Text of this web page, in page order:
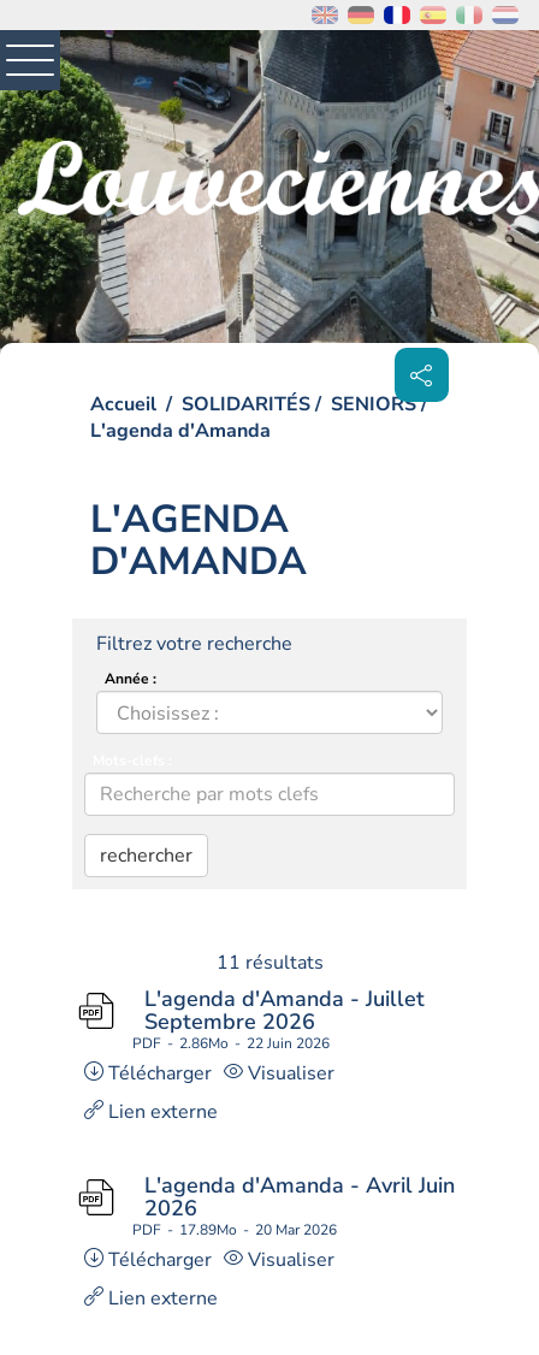
MENU
PRINCIPAL
Visiter la page accueil du site de Louveciennes
Accueil SOLIDARITÉS
SENIORS
L'agenda d'Amanda
Partager
sur les
réseaux
sociaux
L'AGENDA
D'AMANDA
Filtrez votre recherche
Année :
rechercher
11 résultats
L'agenda d'Amanda - Juillet
Septembre 2026
PDF 2.86Mo 22 Juin 2026
Télécharger
Visualiser
Lien externe
L'agenda d'Amanda - Avril Juin
2026
PDF 17.89Mo 20 Mar 2026
Télécharger
Visualiser
Lien externe